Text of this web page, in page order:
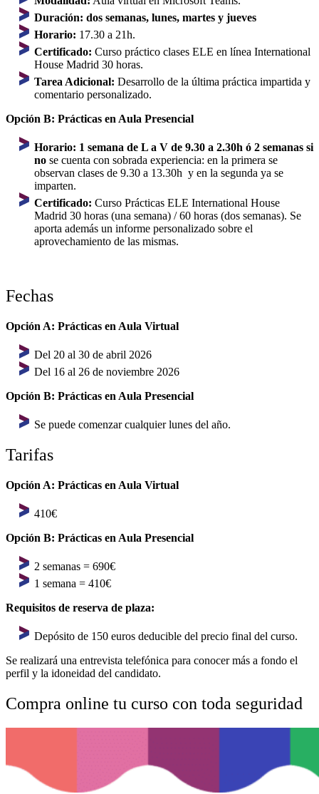
Duración: dos semanas, lunes, martes y jueves
Horario: 17.30 a 21h.
Certificado: Curso práctico clases ELE en línea International
House Madrid 30 horas.
Tarea Adicional: Desarrollo de la última práctica impartida y
comentario personalizado.
Opción B: Prácticas en Aula Presencial
Horario: 1 semana de L a V de 9.30 a 2.30h ó 2 semanas si
no se cuenta con sobrada experiencia: en la primera se
observan clases de 9.30 a 13.30h y en la segunda ya se
imparten.
Certificado: Curso Prácticas ELE International House
Madrid 30 horas (una semana) / 60 horas (dos semanas). Se
aporta además un informe personalizado sobre el
aprovechamiento de las mismas.
Fechas
Opción A: Prácticas en Aula Virtual
Del 20 al 30 de abril 2026
Del 16 al 26 de noviembre 2026
Opción B: Prácticas en Aula Presencial
Se puede comenzar cualquier lunes del año.
Tarifas
Opción A: Prácticas en Aula Virtual
410€
Opción B: Prácticas en Aula Presencial
2 semanas = 690€
1 semana = 410€
Requisitos de reserva de plaza:
Depósito de 150 euros deducible del precio final del curso.
Se realizará una entrevista telefónica para conocer más a fondo el
perfil y la idoneidad del candidato.
Compra online tu curso con toda seguridad